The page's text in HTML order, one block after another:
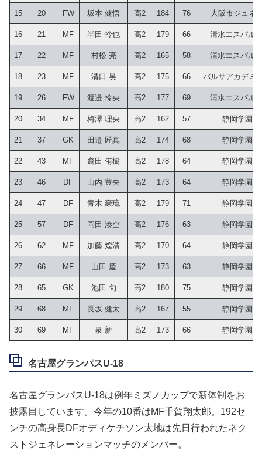
15 20 FW 坂本 健悟 高2 184 76 大阪市ジュネ
16 21 MF 半田 怜也 高2 179 66 清水エスパル
17 22 MF 村松 亮 高2 165 58 清水エスパル
18 23 MF 溝口 昊 高2 175 66 バルサアカデミ
19 26 FW 渡邉 怜央 高2 177 69 清水エスパル
20 34 MF 梅澤 理央 高2 162 57 静岡学園中
21 37 GK 田邉 匠真 高2 174 68 静岡学園中
22 43 MF 齋田 侑樹 高2 178 64 静岡学園中
23 46 DF 山内 豊央 高2 173 64 静岡学園中
24 47 DF 青木 豪琉 高2 179 71 静岡学園中
25 57 DF 岡田 湊空 高2 176 63 静岡学園中
26 62 MF 加藤 煌清 高2 170 64 静岡学園中
27 66 MF 山田 慶 高2 173 63 静岡学園中
28 65 GK 池田 旬 高2 180 75 静岡学園中
29 68 MF 長坂 健太 高2 167 55 静岡学園中
30 69 MF 泉 新 高2 173 66 静岡学園中
名古屋グランパスU-18
名古屋グランパスU-18は例年ミズノカップで新体制をお
披露目しています。今年の10番はMF千賀翔太郎。192セ
ンチの高身長DFオディケチソン太地は先日行われたネク
ストジェネレーションマッチのメンバー。